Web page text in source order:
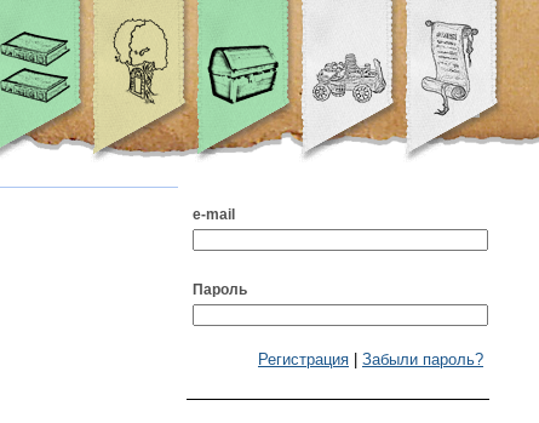
e-mail
Пароль
Регистрация Забыли пароль?